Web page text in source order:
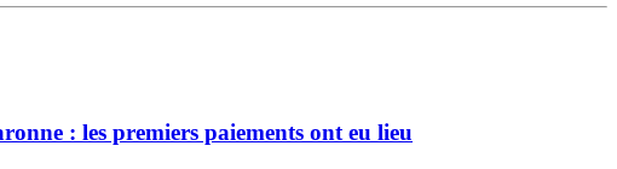
: les premiers paiements ont eu lieu